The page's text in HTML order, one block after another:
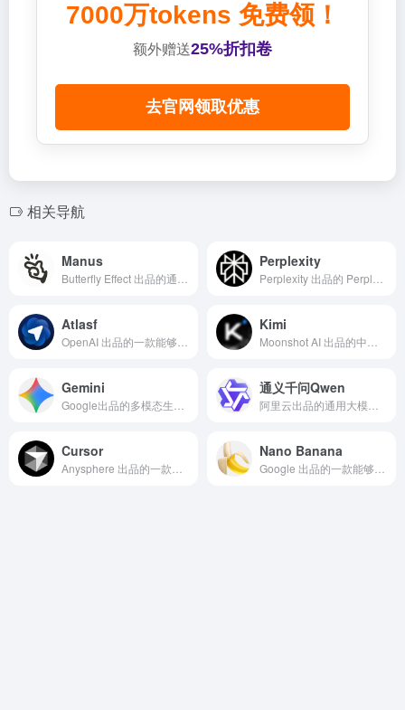
7000万tokens 免费领！
额外赠送25%折扣卷
去官网领取优惠
相关导航
Manus Perplexity
Atlasf Kimi
Gemini 通义千问Qwen
Cursor Nano Banana